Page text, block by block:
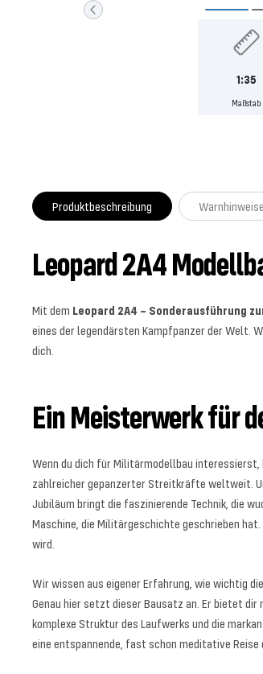
Slide
gehen
1:35
Maßstab
Produktbeschreibung Warnhinweise
Leopard 2A4
Mit dem Leopard 2A4 – Sonderausführung
eines der legendärsten Kampfpanzer der Welt.
dich.
Ein Meisterwerk für
Wenn du dich für Militärmodellbau interessierst,
zahlreicher gepanzerter Streitkräfte weltweit.
Jubiläum bringt die faszinierende Technik, die
Maschine, die Militärgeschichte geschrieben
wird.
Wir wissen aus eigener Erfahrung, wie wichtig
Genau hier setzt dieser Bausatz an. Er bietet
komplexe Struktur des Laufwerks und die
eine entspannende, fast schon meditative